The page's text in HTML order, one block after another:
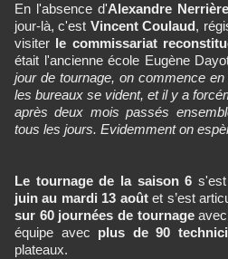
En l'absence d'Alexandre Nerrière
jour-là, c'est Vincent Coulaud,
visiter le commissariat
était l'ancienne école Eugène
jour de tournage, on commence
les bureaux se vident, et il y a
après deux mois passés
tous les jours. Evidemment on
Le tournage de la saison 6
juin au mardi 13 aoûtet s’est
sur 60 journées de tournageavec
équipe avec plus de 90
plateaux.